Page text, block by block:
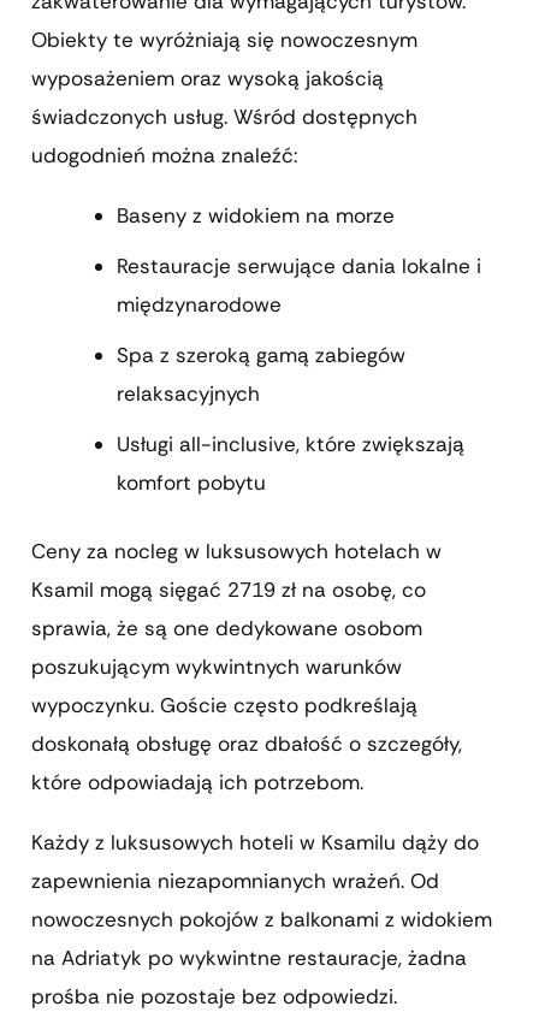
Obiekty te wyróżniają się nowoczesnym
wyposażeniem oraz wysoką jakością
świadczonych usług. Wśród dostępnych
udogodnień można znaleźć:
Baseny z widokiem na morze
Restauracje serwujące dania lokalne i
międzynarodowe
Spa z szeroką gamą zabiegów
relaksacyjnych
Usługi all-inclusive, które zwiększają
komfort pobytu
Ceny za nocleg w luksusowych hotelach w
Ksamil mogą sięgać 2719 zł na osobę, co
sprawia, że są one dedykowane osobom
poszukującym wykwintnych warunków
wypoczynku. Goście często podkreślają
doskonałą obsługę oraz dbałość o szczegóły,
które odpowiadają ich potrzebom.
Każdy z luksusowych hoteli w Ksamilu dąży do
zapewnienia niezapomnianych wrażeń. Od
nowoczesnych pokojów z balkonami z widokiem
na Adriatyk po wykwintne restauracje, żadna
prośba nie pozostaje bez odpowiedzi.